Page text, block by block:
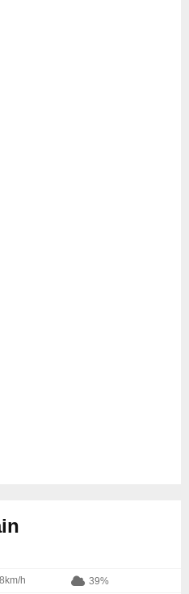
h 39%